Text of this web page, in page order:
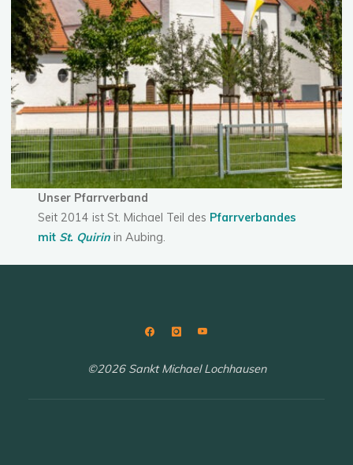
Unser Pfarrverband
Seit 2014 ist St. Michael Teil des Pfarrverbandes
mit St. Quirinin Aubing.
©2026 Sankt Michael Lochhausen